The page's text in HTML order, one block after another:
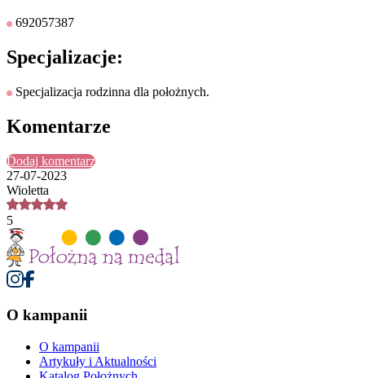
692057387
Specjalizacje:
Specjalizacja rodzinna dla położnych.
Komentarze
Dodaj komentarz
27-07-2023
Wioletta
5
O kampanii
O kampanii
Artykuły i Aktualności